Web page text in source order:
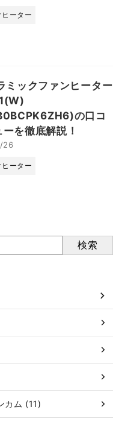
ーター
ミックファンヒーター
の口コ
ーを徹底解説！
26
ーター
検索
カム (11)